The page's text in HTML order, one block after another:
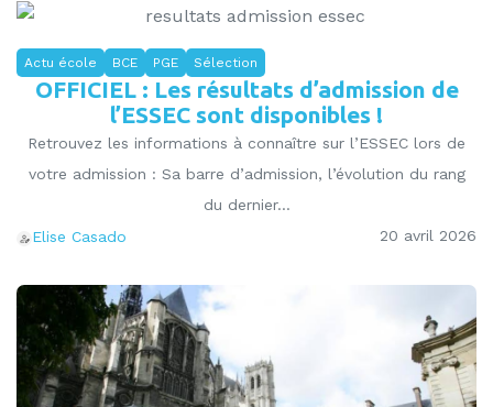
Actu école BCE PGE Sélection
OFFICIEL : Les résultats d’admission de
l’ESSEC sont disponibles !
Retrouvez les informations à connaître sur l’ESSEC lors de
votre admission : Sa barre d’admission, l’évolution du rang
du dernier...
Elise Casado
20 avril 2026